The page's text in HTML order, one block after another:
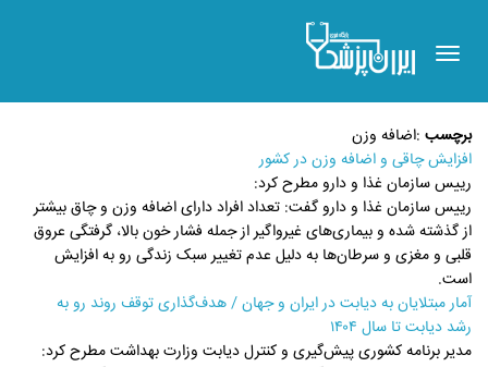
Toggle
navigation
برچسب :اضافه وزن
افزایش چاقی و اضافه وزن در کشور
رییس سازمان غذا و دارو مطرح کرد:
رییس سازمان غذا و دارو گفت: تعداد افراد دارای اضافه وزن و چاق بیشتر
از گذشته شده و بیماری‌های غیرواگیر از جمله فشار خون بالا، گرفتگی عروق
قلبی و مغزی و سرطان‌ها به دلیل عدم تغییر سبک زندگی رو به افزایش
است.
آمار مبتلایان به دیابت در ایران و جهان / هدف‌گذاری توقف روند رو به
رشد دیابت تا سال ۱۴۰۴
مدیر برنامه کشوری پیش‌گیری و کنترل دیابت وزارت بهداشت مطرح کرد: